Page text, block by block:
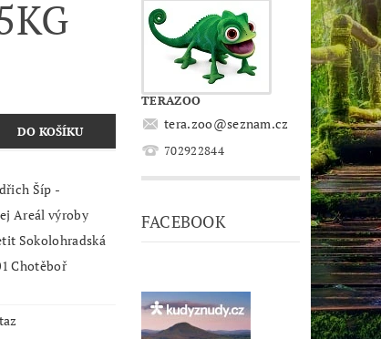
Šíp -
01 Chotěboř
TERAZOO
tera.zoo@seznam.cz
702922844
FACEBOOK